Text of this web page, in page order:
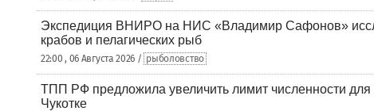
Экспедиция ВНИРО на НИС «Владимир Сафонов»
крабов и пелагических рыб
22:00 , 06 Августа 2026 / рыболовство
ТПП РФ предложила увеличить лимит численности
Чукотке